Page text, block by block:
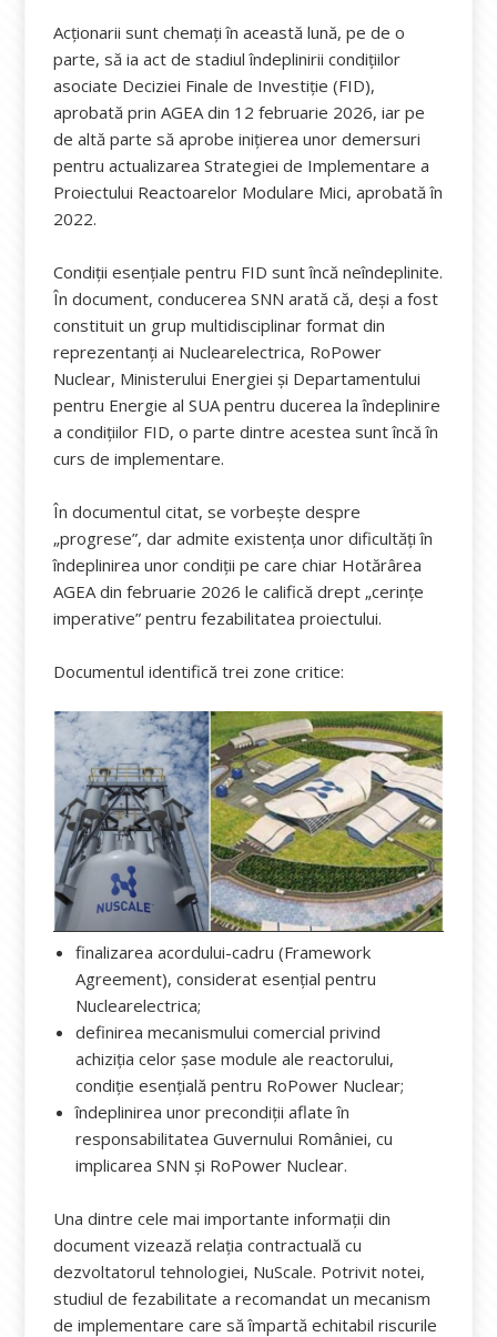
Acționarii sunt chemați în această lună, pe de o
parte, să ia act de stadiul îndeplinirii condițiilor
asociate Deciziei Finale de Investiție (FID),
aprobată prin AGEA din 12 februarie 2026, iar pe
de altă parte să aprobe inițierea unor demersuri
pentru actualizarea Strategiei de Implementare a
Proiectului Reactoarelor Modulare Mici, aprobată în
2022.
Condiții esențiale pentru FID sunt încă neîndeplinite.
În document, conducerea SNN arată că, deși a fost
constituit un grup multidisciplinar format din
reprezentanți ai Nuclearelectrica, RoPower
Nuclear, Ministerului Energiei și Departamentului
pentru Energie al SUA pentru ducerea la îndeplinire
a condițiilor FID, o parte dintre acestea sunt încă în
curs de implementare.
În documentul citat, se vorbește despre
„progrese”, dar admite existența unor dificultăți în
îndeplinirea unor condiții pe care chiar Hotărârea
AGEA din februarie 2026 le califică drept „cerințe
imperative” pentru fezabilitatea proiectului.
Documentul identifică trei zone critice:
finalizarea acordului-cadru (Framework
Agreement), considerat esențial pentru
Nuclearelectrica;
definirea mecanismului comercial privind
achiziția celor șase module ale reactorului,
condiție esențială pentru RoPower Nuclear;
îndeplinirea unor precondiții aflate în
responsabilitatea Guvernului României, cu
implicarea SNN și RoPower Nuclear.
Una dintre cele mai importante informații din
document vizează relația contractuală cu
dezvoltatorul tehnologiei, NuScale. Potrivit notei,
studiul de fezabilitate a recomandat un mecanism
de implementare care să împartă echitabil riscurile